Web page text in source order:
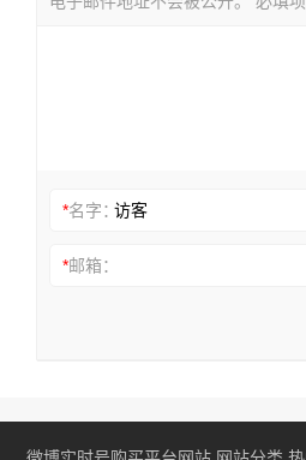
*名字：
*邮箱：